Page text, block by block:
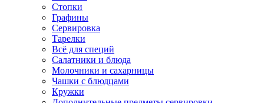
Стопки
Графины
Сервировка
Тарелки
Всё для специй
Салатники и блюда
Молочники и сахарницы
Чашки с блюдцами
Кружки